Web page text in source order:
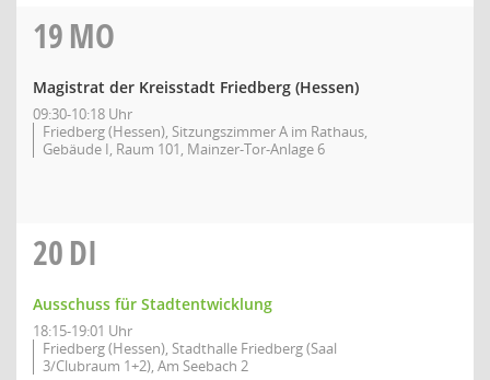
19MO
Magistrat der Kreisstadt Friedberg (Hessen)
09:30-10:18 Uhr
Friedberg (Hessen), Sitzungszimmer A im Rathaus,
Gebäude I, Raum 101, Mainzer-Tor-Anlage 6
20DI
Ausschuss für Stadtentwicklung
18:15-19:01 Uhr
Friedberg (Hessen), Stadthalle Friedberg (Saal
3/Clubraum 1+2), Am Seebach 2